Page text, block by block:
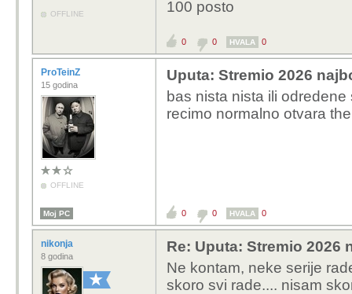
OFFLINE 100 posto
0 0 HVALA 0
ProTeinZ
15 godina
OFFLINE
Uputa: Stremio 2026
bas nista nista ili
recimo normalno otvara
Moj PC 0 0 HVALA 0
nikonja
8 godina
Re: Uputa: Stremio 2026
Ne kontam, neke serije
skoro svi rade.... nisam